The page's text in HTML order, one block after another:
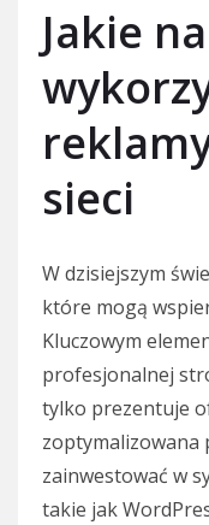
Jakie
sieci
W dzisiejszym
które mogą
Kluczowym
profesjonalnej
tylko prezentuje
zoptymalizowana
zainwestować w
takie jak